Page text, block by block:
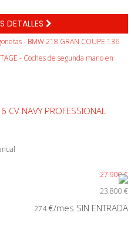
DETALLES
CV NAVY PROFESSIONAL
27.900 €
23.800 €
274€/mes SIN ENTRADA